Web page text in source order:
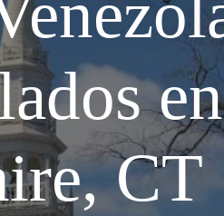
en
CT